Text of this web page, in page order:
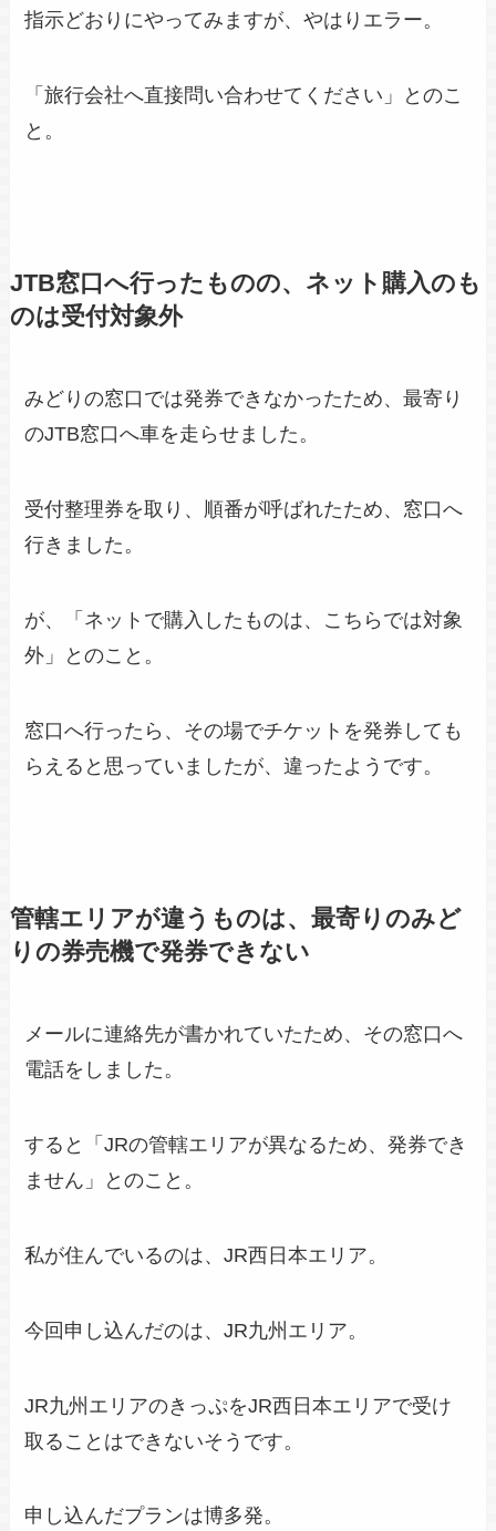
指示どおりにやってみますが、やはりエラー。
「旅行会社へ直接問い合わせてください」とのこ
と。
JTB窓口へ行ったものの、ネット購入のも
のは受付対象外
みどりの窓口では発券できなかったため、最寄り
のJTB窓口へ車を走らせました。
受付整理券を取り、順番が呼ばれたため、窓口へ
行きました。
が、「ネットで購入したものは、こちらでは対象
外」とのこと。
窓口へ行ったら、その場でチケットを発券しても
らえると思っていましたが、違ったようです。
管轄エリアが違うものは、最寄りのみど
りの券売機で発券できない
メールに連絡先が書かれていたため、その窓口へ
電話をしました。
すると「JRの管轄エリアが異なるため、発券でき
ません」とのこと。
私が住んでいるのは、JR西日本エリア。
今回申し込んだのは、JR九州エリア。
JR九州エリアのきっぷをJR西日本エリアで受け
取ることはできないそうです。
申し込んだプランは博多発。